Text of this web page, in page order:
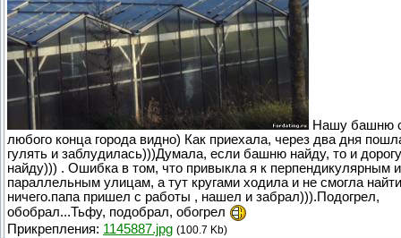
Нашу башню
любого конца города видно) Как приехала, через два дня
гулять и заблудилась)))Думала, если башню найду, то и дорогу
найду))) . Ошибка в том, что привыкла я к перпендикулярным и
параллельным улицам, а тут кругами ходила и не смогла найти
ничего.папа пришел с работы , нашел и забрал))).Подогрел,
обобрал...Тьфу, подобрал, обогрел
Прикрепления: 1145887.jpg (100.7 Kb)